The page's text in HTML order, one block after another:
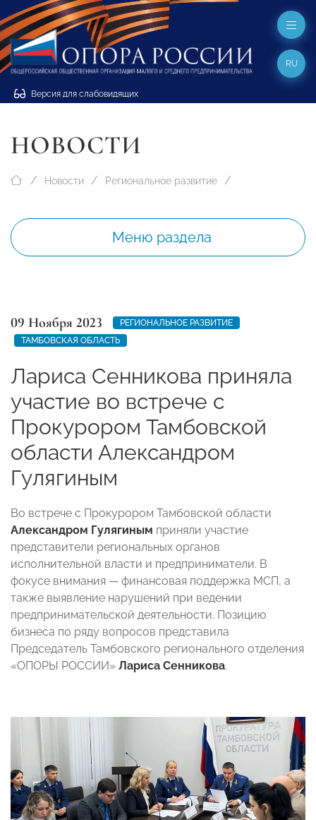
Версия для слабовидящих
RU
НОВОСТИ
Новости Региональное развитие
Меню раздела
09 Ноября 2023
РЕГИОНАЛЬНОЕ РАЗВИТИЕ
ТАМБОВСКАЯ ОБЛАСТЬ
Лариса Сенникова приняла
участие во встрече с
Прокурором Тамбовской
области Александром
Гулягиным
Во встрече с Прокурором Тамбовской области
Александром Гулягиным приняли участие
представители региональных органов
исполнительной власти и предприниматели. В
фокусе внимания — финансовая поддержка МСП, а
также выявление нарушений при ведении
предпринимательской деятельности. Позицию
бизнеса по ряду вопросов представила
Председатель Тамбовского регионального отделения
«ОПОРЫ РОССИИ» Лариса Сенникова.